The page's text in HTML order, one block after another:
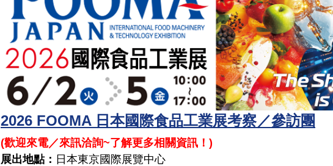
2026 FOOMA 日本國際食品工業展考察／參訪團
(歡迎來電／來訊洽詢~了解更多相關資訊！ )
展出地點： 日本東京國際展覽中心